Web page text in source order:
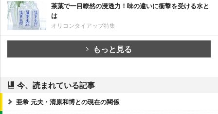
茶葉で一目瞭然の浸透力！味の違いに衝撃を受ける水と
は
オリコンタイアップ特集
もっと見る
今、読まれている記事
亜希 元夫・清原和博との現在の関係